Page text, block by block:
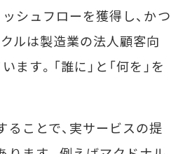
シュフローを獲得し、かつ
ルは製造業の法人顧客向
す。「誰に」と「何を」を
ことで、実サービスの提